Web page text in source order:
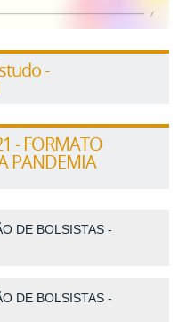
-
- FORMATO
PANDEMIA
DE BOLSISTAS -
DE BOLSISTAS -